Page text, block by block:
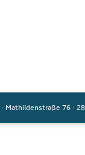
· Mathildenstraße 76 ·